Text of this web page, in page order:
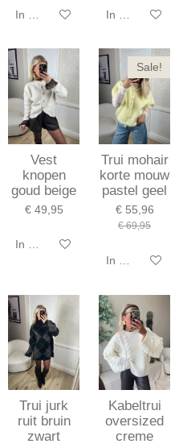
In winkelwagen In winkelwagen
Vest
knopen
goud beige
€ 49,95
In winkelwagen
Sale!
Trui mohair
korte mouw
pastel geel
€ 55,96
€ 69,95
In winkelwagen
Trui jurk
ruit bruin
zwart
Kabeltrui
oversized
creme